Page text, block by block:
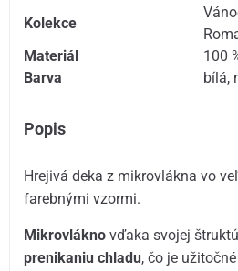
Kolekce
Materiál
100
Barva
bílá,
Popis
Hrejivá deka z mikrovlákna vo
farebnými vzormi.
Mikrovlákno vďaka svojej
prenikaniu chladu, čo je